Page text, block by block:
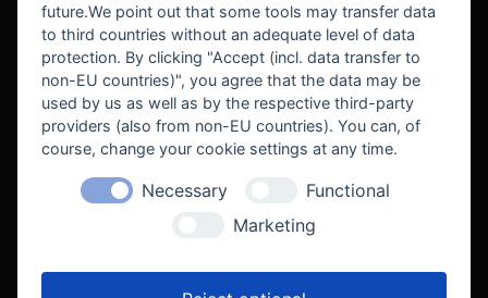
future.We point out that some tools may transfer data
to third countries without an adequate level of data
protection. By clicking "Accept (incl. data transfer to
non-EU countries)", you agree that the data may be
used by us as well as by the respective third-party
providers (also from non-EU countries). You can, of
course, change your cookie settings at any time.
Necessary
Functional
Marketing